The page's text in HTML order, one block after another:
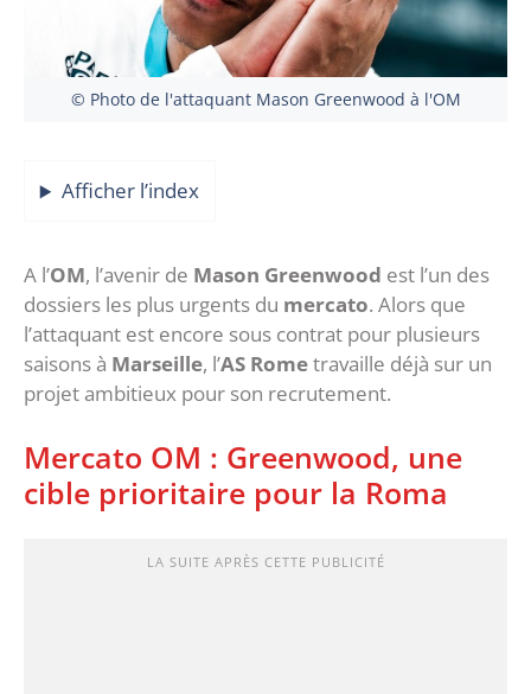
© Photo de l'attaquant Mason Greenwood à l'OM
Afficher l’index
‎A l’OM, l’avenir de Mason Greenwood est l’un des
dossiers les plus urgents du mercato. Alors que
l’attaquant est encore sous contrat pour plusieurs
saisons à Marseille, l’AS Rometravaille déjà sur un
projet ambitieux pour son recrutement.
‎Mercato OM : Greenwood, une
cible prioritaire pour la Roma
LA SUITE APRÈS CETTE PUBLICITÉ